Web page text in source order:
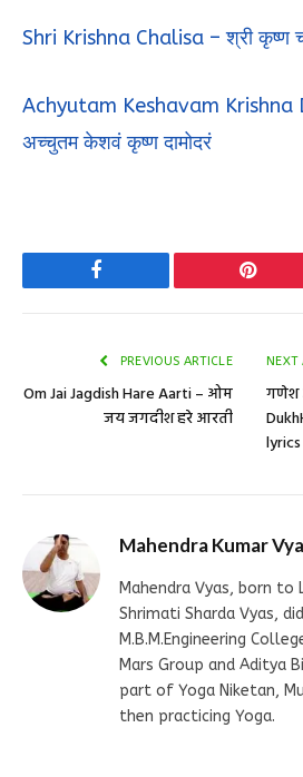
Shri Krishna Chalisa – श्री कृष्ण
Achyutam Keshavam Krishna
अच्चुतम केशवं कृष्ण दामोदरं
Facebook
PREVIOUS ARTICLE
Om Jai Jagdish Hare Aarti – ओम
जय जगदीश हरे आरती
NEXT
गणेश
lyrics
Mahendra Kumar
Mahendra Vyas, born to
Shrimati Sharda Vyas,
M.B.M.Engineering
Mars Group and Aditya
part of Yoga Niketan,
then practicing Yoga.